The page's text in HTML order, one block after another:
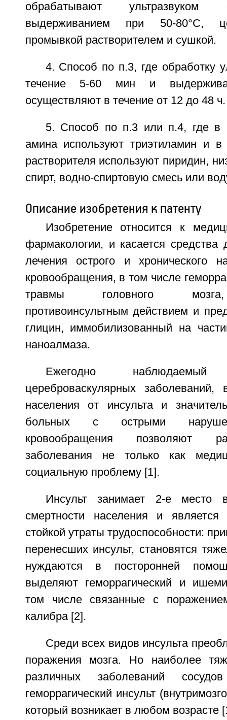
обрабатывают
выдерживанием при 50-80°С,
промывкой растворителем и сушкой.
4. Способ по п.3, где обработку
течение 5-60 мин и
осуществляют в течение от 12 до 48 ч.
5. Способ по п.3 или п.4, где в
амина используют триэтиламин и в
растворителя используют пиридин,
спирт, водно-спиртовую смесь или
Описание изобретения к патенту
Изобретение относится к
фармакологии, и касается
лечения острого и хронического
кровообращения, в том числе
травмы головного
противоинсультным действием и
глицин, иммобилизованный на
наноалмаза.
Ежегодно
цереброваскулярных заболеваний,
населения от инсульта и
больных с острыми
кровообращения позволяют
заболевания не только как
социальную проблему [1].
Инсульт занимает 2-е место
смертности населения и является
стойкой утраты трудоспособности:
перенесших инсульт, становятся
нуждаются в посторонней
выделяют геморрагический и
том числе связанные с
калибра [2].
Среди всех видов инсульта
поражения мозга. Но наиболее
различных заболеваний
геморрагический инсульт
который возникает в любом возрасте